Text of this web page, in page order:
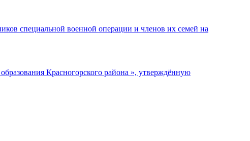
специальной военной операции и членов их семей на
Красногорского района », утверждённую